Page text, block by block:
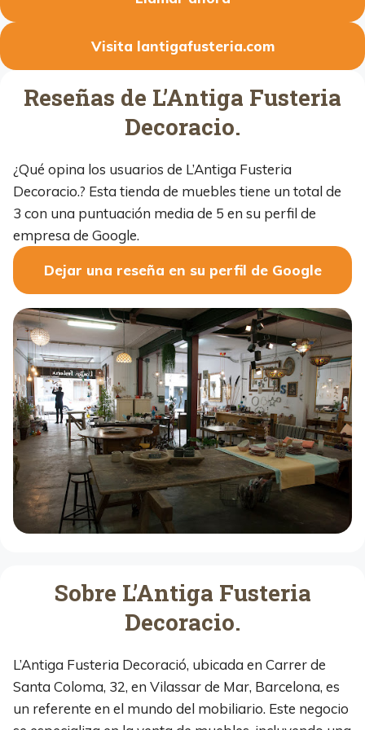
Visita lantigafusteria.com
Reseñas de L’Antiga Fusteria
Decoracio.
¿Qué opina los usuarios de L’Antiga Fusteria
Decoracio.? Esta tienda de muebles tiene un total de
3 con una puntuación media de 5 en su perfil de
empresa de Google.
Dejar una reseña en su perfil de Google
Sobre L’Antiga Fusteria
Decoracio.
L’Antiga Fusteria Decoració, ubicada en Carrer de
Santa Coloma, 32, en Vilassar de Mar, Barcelona, es
un referente en el mundo del mobiliario. Este negocio